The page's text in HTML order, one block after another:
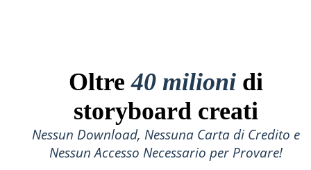
Oltre40 milioni di
storyboard creati
Nessun Download, Nessuna Carta di Credito e
Nessun Accesso Necessario per Provare!